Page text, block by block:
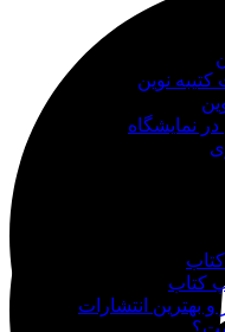
نوین
نمایشگاه‌
کتاب
و بهترین انتشارات